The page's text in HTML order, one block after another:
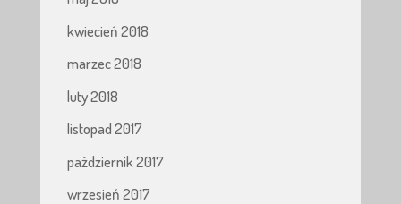
kwiecień 2018
marzec 2018
luty 2018
listopad 2017
październik 2017
wrzesień 2017